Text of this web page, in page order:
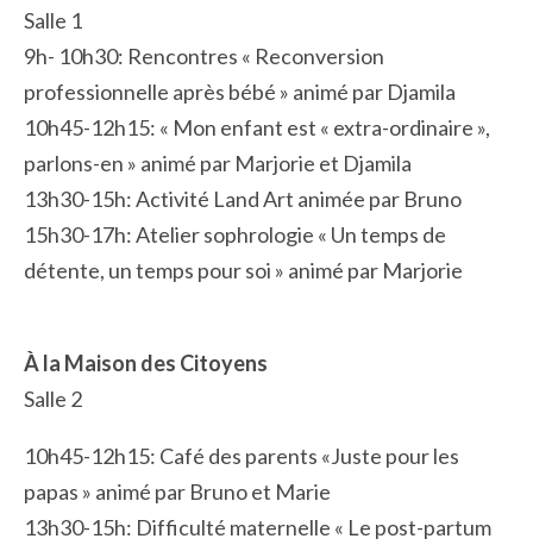
Salle 1
9h- 10h30: Rencontres « Reconversion
professionnelle après bébé » animé par Djamila
10h45-12h15: « Mon enfant est « extra-ordinaire »,
parlons-en » animé par Marjorie et Djamila
13h30-15h: Activité Land Art animée par Bruno
15h30-17h: Atelier sophrologie « Un temps de
détente, un temps pour soi » animé par Marjorie
À la Maison des Citoyens
Salle 2
10h45-12h15: Café des parents «Juste pour les
papas » animé par Bruno et Marie
13h30-15h: Difficulté maternelle « Le post-partum